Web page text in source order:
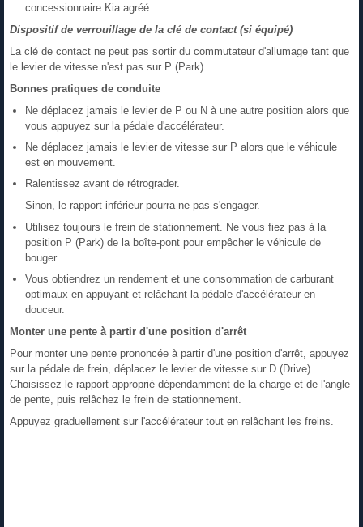
concessionnaire Kia agréé.
Dispositif de verrouillage de la clé de contact (si équipé)
La clé de contact ne peut pas sortir du commutateur d'allumage tant que
le levier de vitesse n'est pas sur P (Park).
Bonnes pratiques de conduite
Ne déplacez jamais le levier de P ou N à une autre position alors que
vous appuyez sur la pédale d'accélérateur.
Ne déplacez jamais le levier de vitesse sur P alors que le véhicule
est en mouvement.
Ralentissez avant de rétrograder.
Sinon, le rapport inférieur pourra ne pas s'engager.
Utilisez toujours le frein de stationnement. Ne vous fiez pas à la
position P (Park) de la boîte-pont pour empêcher le véhicule de
bouger.
Vous obtiendrez un rendement et une consommation de carburant
optimaux en appuyant et relâchant la pédale d'accélérateur en
douceur.
Monter une pente à partir d'une position d'arrêt
Pour monter une pente prononcée à partir d'une position d'arrêt, appuyez
sur la pédale de frein, déplacez le levier de vitesse sur D (Drive).
Choisissez le rapport approprié dépendamment de la charge et de l'angle
de pente, puis relâchez le frein de stationnement.
Appuyez graduellement sur l'accélérateur tout en relâchant les freins.